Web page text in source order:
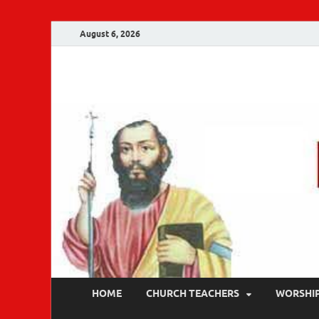
August 6, 2026
HOME CHURCH TEACHERS